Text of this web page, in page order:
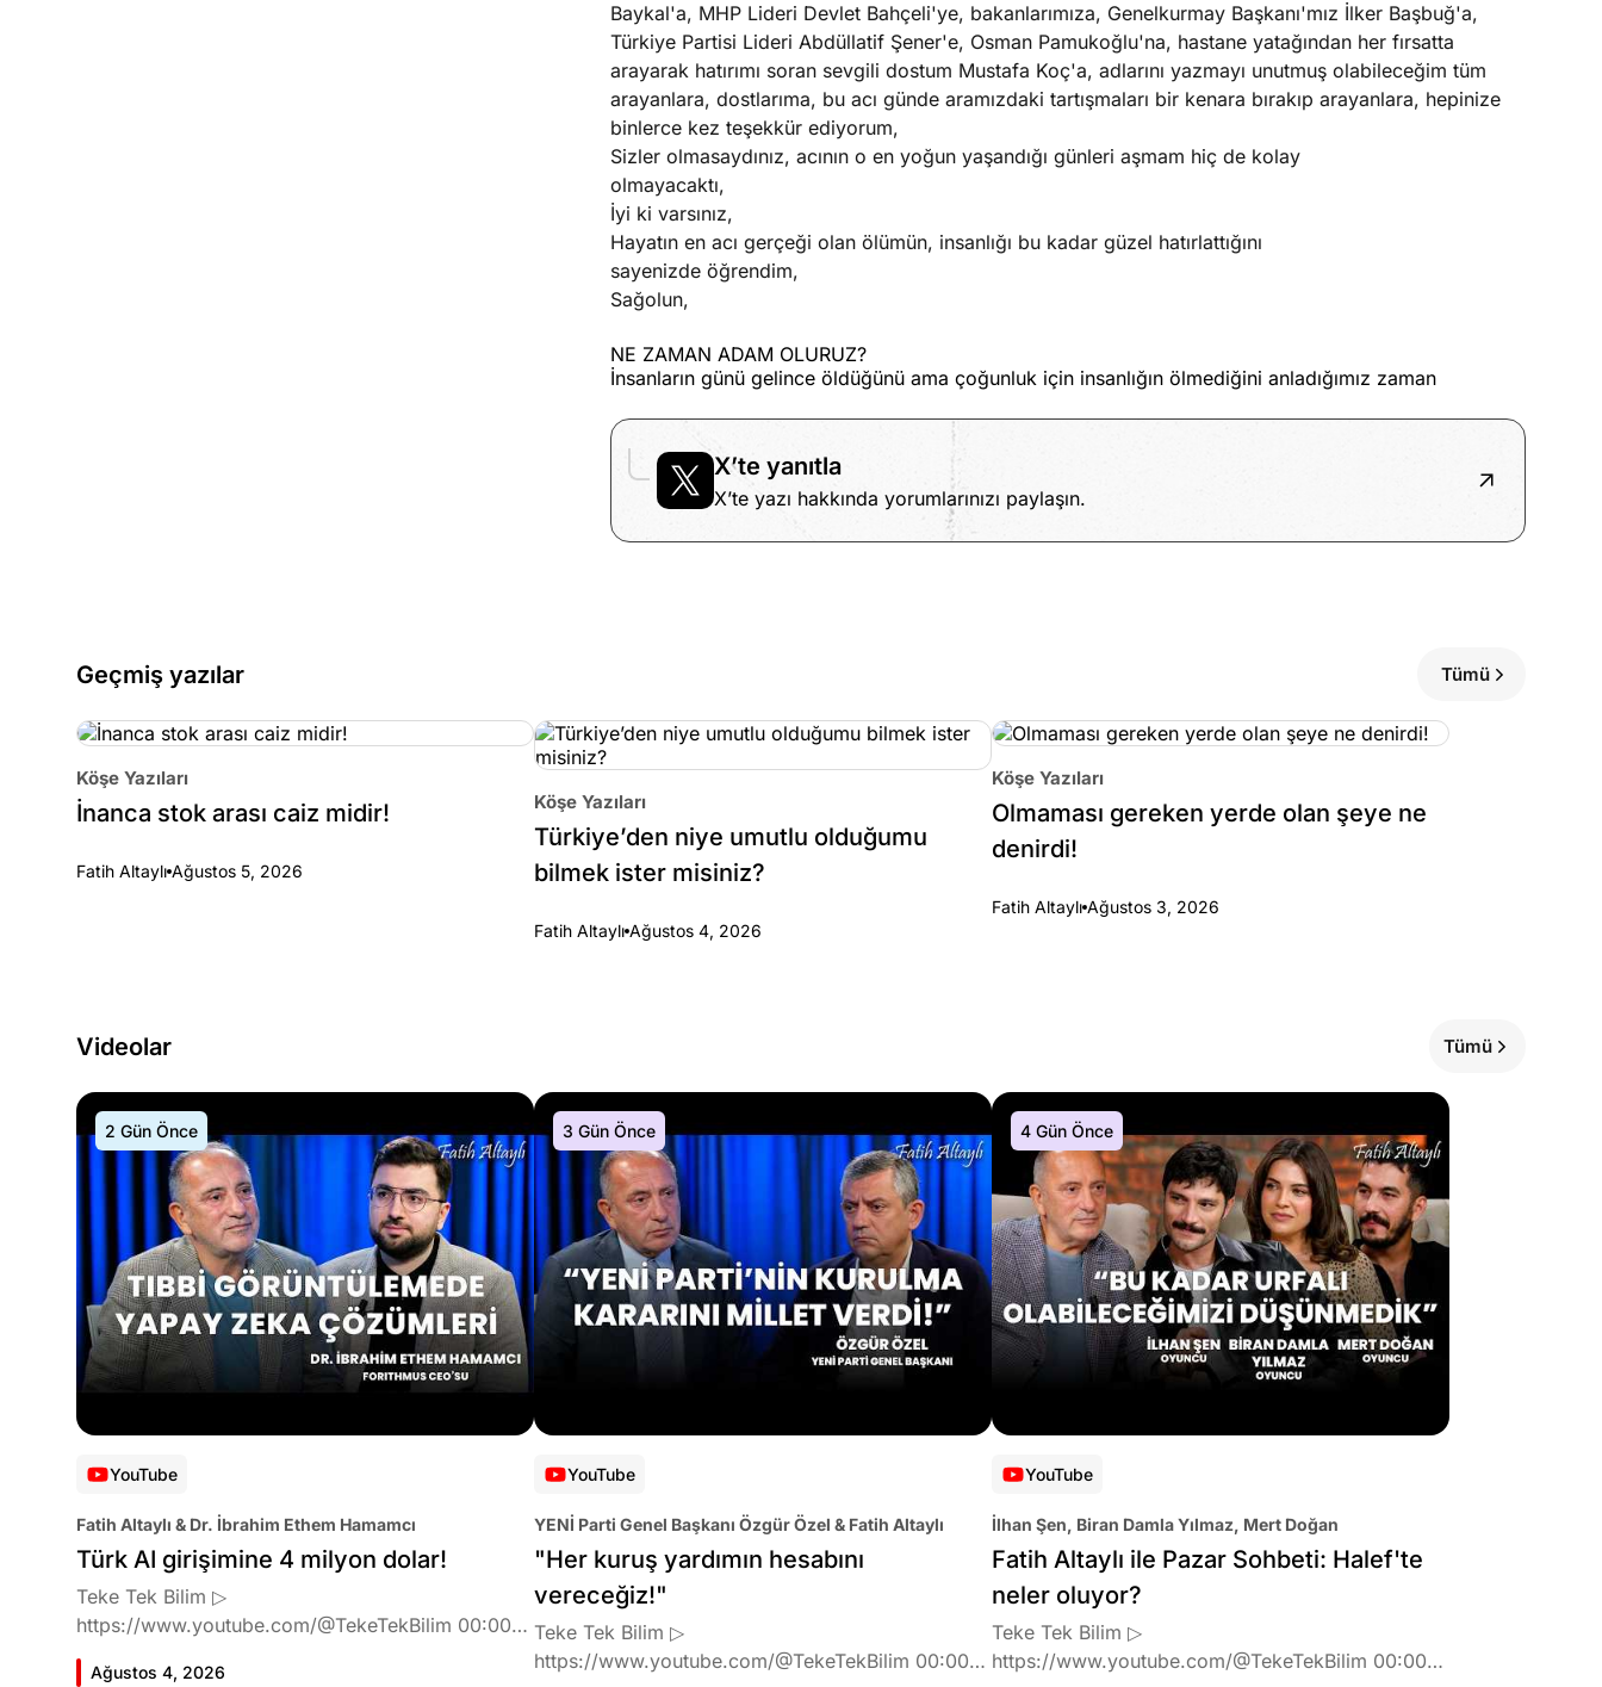
Baykal'a, MHP Lideri Devlet Bahçeli'ye, bakanlarımıza, Genelkurmay Başkanı'mız İlker Başbuğ'a,
Türkiye Partisi Lideri Abdüllatif Şener'e, Osman Pamukoğlu'na, hastane yatağından her fırsatta
arayarak hatırımı soran sevgili dostum Mustafa Koç'a, adlarını yazmayı unutmuş olabileceğim tüm
arayanlara, dostlarıma, bu acı günde aramızdaki tartışmaları bir kenara bırakıp arayanlara, hepinize
binlerce kez teşekkür ediyorum,
Sizler olmasaydınız, acının o en yoğun yaşandığı günleri aşmam hiç de kolay
olmayacaktı,
İyi ki varsınız,
Hayatın en acı gerçeği olan ölümün, insanlığı bu kadar güzel hatırlattığını
sayenizde öğrendim,
Sağolun,
NE ZAMAN ADAM OLURUZ?
İnsanların günü gelince öldüğünü ama çoğunluk için insanlığın ölmediğini anladığımız zaman
X’te yanıtla
X’te yazı hakkında yorumlarınızı paylaşın.
Geçmiş yazılar Tümü
Köşe Yazıları
İnanca stok arası caiz midir!
Fatih Altaylı Ağustos 5, 2026
Köşe Yazıları
Türkiye’den niye umutlu olduğumu
bilmek ister misiniz?
Fatih Altaylı Ağustos 4, 2026
Köşe Yazıları
Olmaması gereken yerde olan şeye ne
denirdi!
Fatih Altaylı Ağustos 3, 2026
Videolar Tümü
2 Gün Önce
YouTube
Fatih Altaylı & Dr. İbrahim Ethem Hamamcı
Türk AI girişimine 4 milyon dolar!
Teke Tek Bilim ▷
https://www.youtube.com/@TekeTekBilim 00:00
Giriş 01:51 İbrahim Ethem Hamamcı kimdir ve
akademik çalışmaları neler? 10:54 Kendi şirketlerini
Ağustos 4, 2026
3 Gün Önce
YouTube
YENİ Parti Genel Başkanı Özgür Özel & Fatih Altaylı
"Her kuruş yardımın hesabını
vereceğiz!"
Teke Tek Bilim ▷
https://www.youtube.com/@TekeTekBilim 00:00
4 Gün Önce
YouTube
İlhan Şen, Biran Damla Yılmaz, Mert Doğan
Fatih Altaylı ile Pazar Sohbeti: Halef'te
neler oluyor?
Teke Tek Bilim ▷
https://www.youtube.com/@TekeTekBilim 00:00